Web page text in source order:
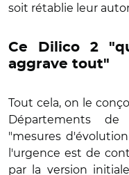
soit rétablie leur
Ce Dilico 2
aggrave tout"
Tout cela, on le
Départements
"mesures
l'urgence est de
par la version